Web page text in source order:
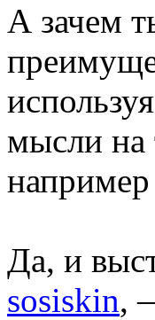
А зачем
мысли на
например
Да, и
sosiskin,